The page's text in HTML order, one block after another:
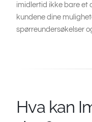
imidlertid ikke bare et
kundene dine
spørreundersøkelser
Hva kan